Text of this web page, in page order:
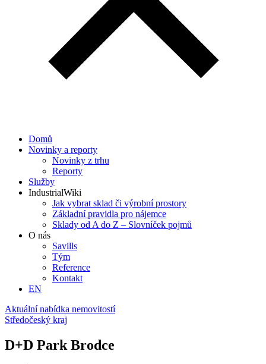
Domů
Novinky a reporty
Novinky z trhu
Reporty
Služby
IndustrialWiki
Jak vybrat sklad či výrobní prostory
Základní pravidla pro nájemce
Sklady od A do Z – Slovníček pojmů
O nás
Savills
Tým
Reference
Kontakt​
EN
Aktuální nabídka nemovitostí
Středočeský kraj
D+D Park Brodce